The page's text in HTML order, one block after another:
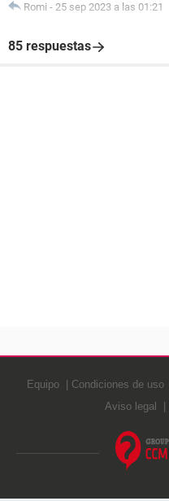
Romi - 25 sep 2023 a las 01:21
85 respuestas
Equipo Condiciones de uso
Aviso legal